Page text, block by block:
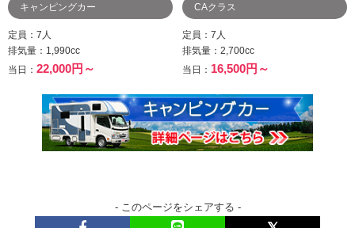
キャンピングカー
定員：7人
排気量：1,990cc
当日： 22,000円～
CAクラス
定員：7人
排気量：2,700cc
当日： 16,500円～
- このページをシェアする -